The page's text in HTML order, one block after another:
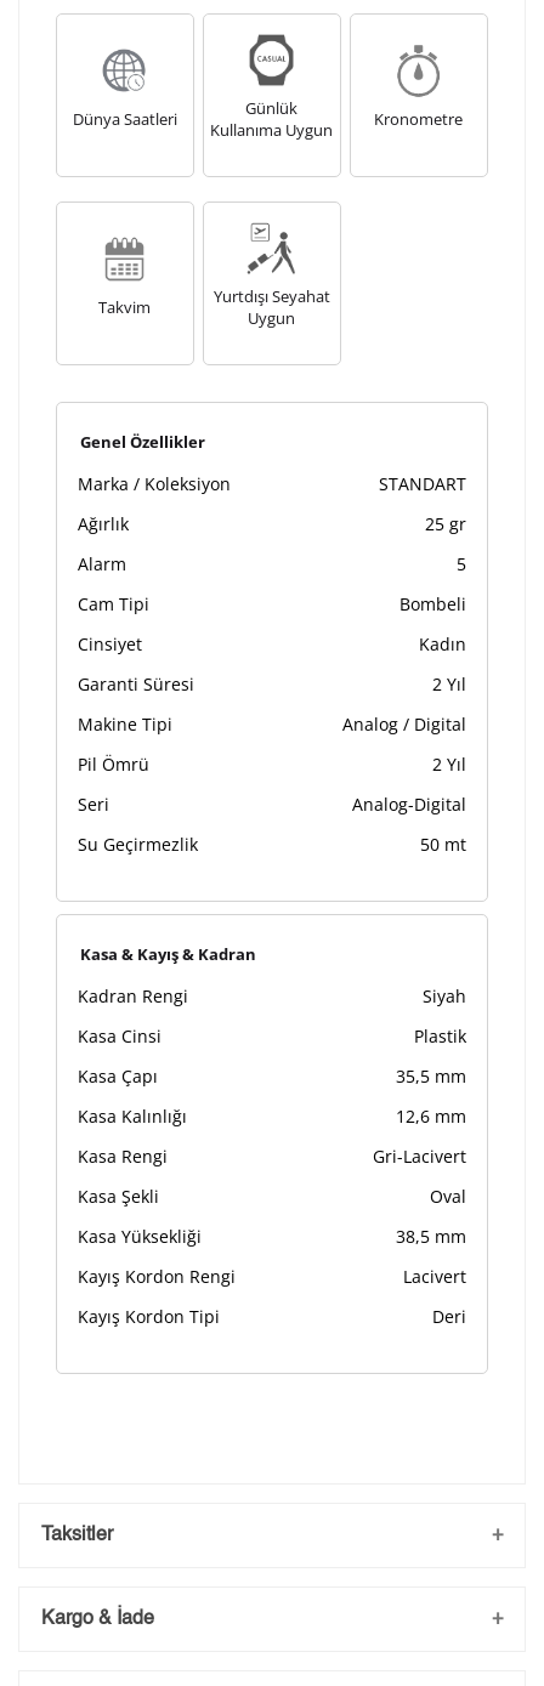
Kişiselleştirilmiş ürünlerin teslim süresi gravür işleme
sebebi ile 1-2 iş günü uzamaktadır. Gravür İşlemi
tamamlandıktan sonra siparişiniz kargoya verilecektir.
Kişiselleştirilmiş
iade ve değişim
Dünya Saatleri
Günlük
Kullanıma Uygun
Kronometre
Takvim
Yurtdışı Seyahat
Uygun
Genel Özellikler
Marka / Koleksiyon
STANDART
Ağırlık
25 gr
Alarm
5
Cam Tipi
Bombeli
Cinsiyet
Kadın
Garanti Süresi
2 Yıl
Makine Tipi
Analog / Digital
Pil Ömrü
2 Yıl
Seri
Analog-Digital
Su Geçirmezlik
50 mt
Kasa & Kayış & Kadran
Kadran Rengi
Siyah
Kasa Cinsi
Plastik
Kasa Çapı
35,5 mm
Kasa Kalınlığı
12,6 mm
Kasa Rengi
Gri-Lacivert
Kasa Şekli
Oval
Kasa Yüksekliği
38,5 mm
Kayış Kordon Rengi
Lacivert
Kayış Kordon Tipi
Deri
Taksitler
Kargo & İade